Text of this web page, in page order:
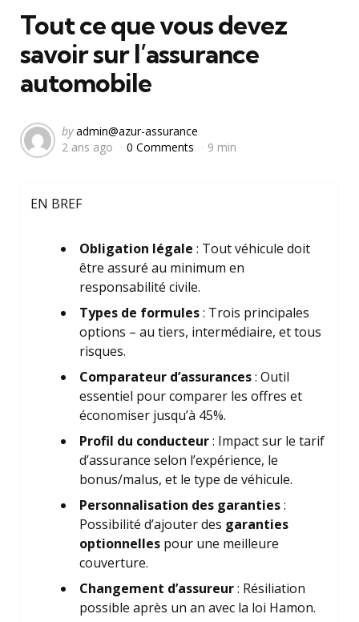
Tout ce que vous devez
savoir sur l’assurance
automobile
Posted
by
by admin@azur-assurance
2 ans ago
0 Comments 9 min
EN BREF
Obligation légale : Tout véhicule doit
être assuré au minimum en
responsabilité civile.
Types de formules: Trois principales
options – au tiers, intermédiaire, et tous
risques.
Comparateur d’assurances: Outil
essentiel pour comparer les offres et
économiser jusqu’à 45%.
Profil du conducteur: Impact sur le tarif
d’assurance selon l’expérience, le
bonus/malus, et le type de véhicule.
Personnalisation des garanties:
Possibilité d’ajouter des garanties
optionnelles pour une meilleure
couverture.
Changement d’assureur: Résiliation
possible après un an avec la loi Hamon.